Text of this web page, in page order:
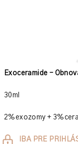
Exoceramide –
30ml
2%exozomy +
Jednotková
IBA PRE